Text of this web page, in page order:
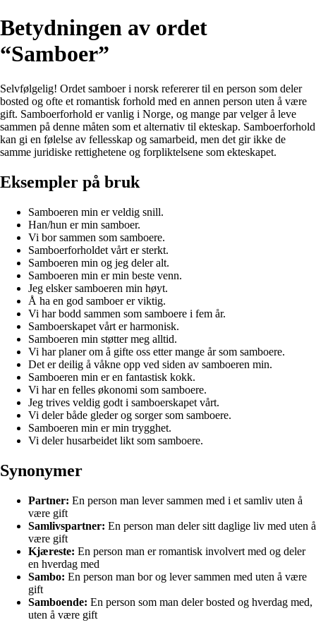
Betydningen av ordet
“Samboer”
Selvfølgelig! Ordet samboer i norsk refererer til en person som deler
bosted og ofte et romantisk forhold med en annen person uten å være
gift. Samboerforhold er vanlig i Norge, og mange par velger å leve
sammen på denne måten som et alternativ til ekteskap. Samboerforhold
kan gi en følelse av fellesskap og samarbeid, men det gir ikke de
samme juridiske rettighetene og forpliktelsene som ekteskapet.
Eksempler på bruk
Samboeren min er veldig snill.
Han/hun er min samboer.
Vi bor sammen som samboere.
Samboerforholdet vårt er sterkt.
Samboeren min og jeg deler alt.
Samboeren min er min beste venn.
Jeg elsker samboeren min høyt.
Å ha en god samboer er viktig.
Vi har bodd sammen som samboere i fem år.
Samboerskapet vårt er harmonisk.
Samboeren min støtter meg alltid.
Vi har planer om å gifte oss etter mange år som samboere.
Det er deilig å våkne opp ved siden av samboeren min.
Samboeren min er en fantastisk kokk.
Vi har en felles økonomi som samboere.
Jeg trives veldig godt i samboerskapet vårt.
Vi deler både gleder og sorger som samboere.
Samboeren min er min trygghet.
Vi deler husarbeidet likt som samboere.
Synonymer
Partner: En person man lever sammen med i et samliv uten å
være gift
Samlivspartner: En person man deler sitt daglige liv med uten å
være gift
Kjæreste: En person man er romantisk involvert med og deler
en hverdag med
Sambo: En person man bor og lever sammen med uten å være
gift
Samboende: En person som man deler bosted og hverdag med,
uten å være gift